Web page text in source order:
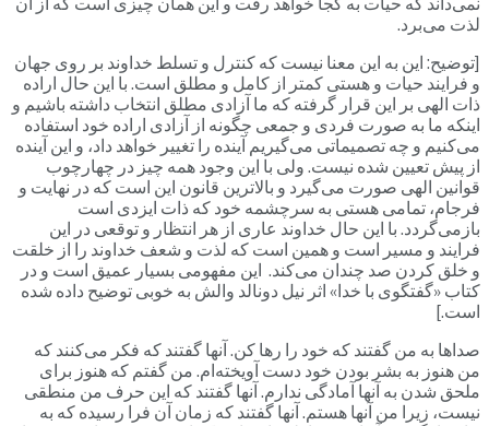
لذت می‌برد.
[توضیح: این به این معنا نیست که کنترل و تسلط خداوند بر روی جهان
و فرایند حیات و هستی کمتر از کامل و مطلق است. با این حال اراده
ذات الهی بر این قرار گرفته که ما آزادی مطلق انتخاب داشته باشیم و
اینکه ما به صورت فردی و جمعی چگونه از آزادی اراده خود استفاده
می‌کنیم و چه تصمیماتی می‌گیریم آینده را تغییر خواهد داد، و این آینده
از پیش تعیین شده نیست. ولی با این وجود همه چیز در چهارچوب
قوانین الهی صورت می‌گیرد و بالاترین قانون این است که در نهایت و
فرجام، تمامی هستی به سرچشمه خود که ذات ایزدی است
بازمی‌گردد. با این حال خداوند عاری از هر انتظار و توقعی در این
فرایند و مسیر است و همین است که لذت و شعف خداوند را از خلقت
و خلق کردن صد چندان می‌کند. این مفهومی بسیار عمیق است و در
کتاب «گفتگوی با خدا» اثر نیل دونالد والش به خوبی توضیح داده شده
است.]
صداها به من گفتند که خود را رها کن. آنها گفتند که فکر می‌کنند که
من هنوز به بشر بودن خود دست آویخته‌ام. من گفتم که هنوز برای
ملحق شدن به آنها آمادگی ندارم. آنها گفتند که این حرف من منطقی
نیست، زیرا من آنها هستم. آنها گفتند که زمان آن فرا رسیده که به